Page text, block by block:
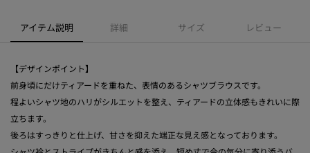
アイテム説明 詳細 サイズ レビュー
【デザインポイント】
前身頃にだけティアードを重ねた、表情のあるシャツブラウスです。
程よいシャツ地のハリがシルエットを整え、ティアードの立体感もきれいに際
立ちます。
後ろはすっきりと仕上げ、甘さを抑えた端正な見え感となっております。